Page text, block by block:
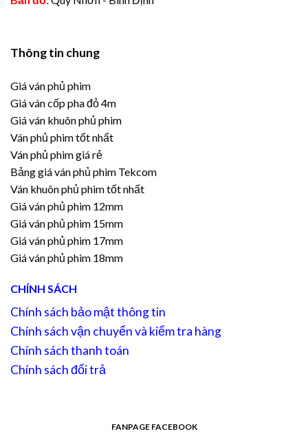
Thông tin chung
Giá ván phủ phim
Giá ván cốp pha đỏ 4m
Giá ván khuôn phủ phim
Ván phủ phim tốt nhất
Ván phủ phim giá rẻ
Bảng giá ván phủ phim Tekcom
Ván khuôn phủ phim tốt nhất
Giá ván phủ phim 12mm
Giá ván phủ phim 15mm
Giá ván phủ phim 17mm
Giá ván phủ phim 18mm
CHÍNH SÁCH
Chính sách bảo mật thông tin
Chính sách vận chuyển và kiểm tra hàng
Chính sách thanh toán
Chính sách đổi trả
FANPAGE FACEBOOK